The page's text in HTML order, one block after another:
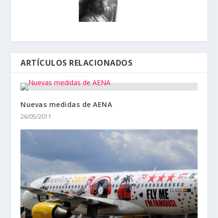
ARTÍCULOS RELACIONADOS
Nuevas medidas de AENA
26/05/2011